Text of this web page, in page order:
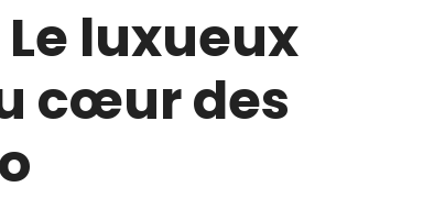
luxueux
cœur des